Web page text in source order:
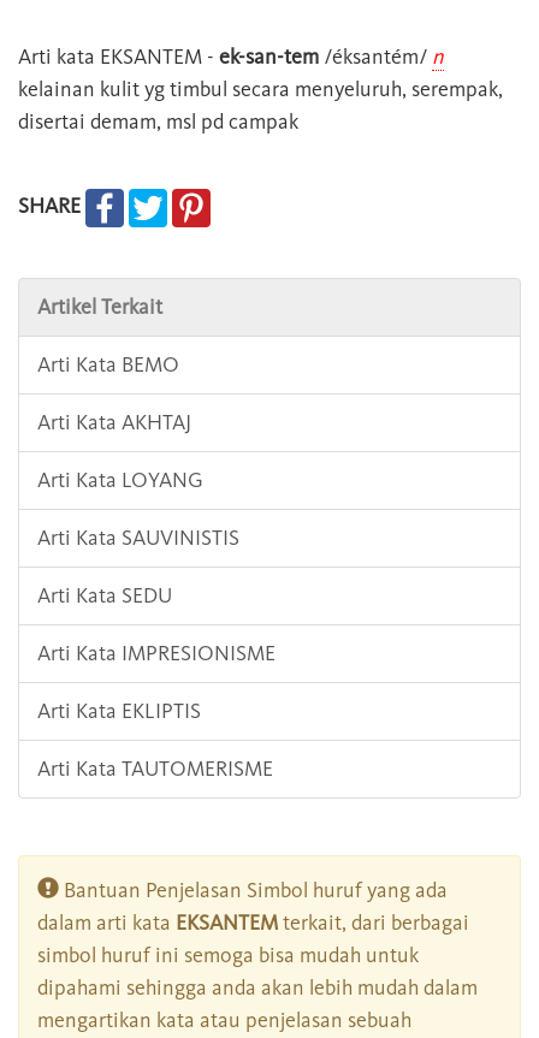
Arti kata EKSANTEM - ek-san-tem /éksantém/ n
kelainan kulit yg timbul secara menyeluruh, serempak,
disertai demam, msl pd campak
SHARE
Artikel Terkait
Arti Kata BEMO
Arti Kata AKHTAJ
Arti Kata LOYANG
Arti Kata SAUVINISTIS
Arti Kata SEDU
Arti Kata IMPRESIONISME
Arti Kata EKLIPTIS
Arti Kata TAUTOMERISME
Bantuan Penjelasan Simbol huruf yang ada
dalam arti kata EKSANTEMterkait, dari berbagai
simbol huruf ini semoga bisa mudah untuk
dipahami sehingga anda akan lebih mudah dalam
mengartikan kata atau penjelasan sebuah